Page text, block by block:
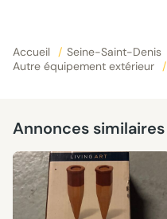
Accueil / Seine-Saint-Denis
Autre équipement extérieur
/
Annonces similaires